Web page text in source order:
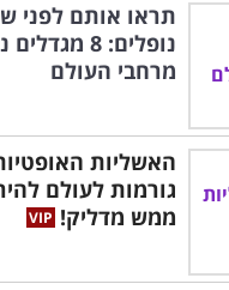
תראו אותם לפני
נופלים: 8
מרחבי העולם
האשליות
גורמות לעולם
ממש מדליק!